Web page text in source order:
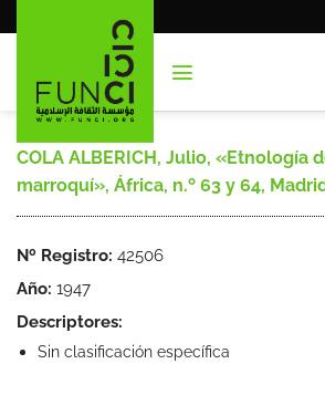
al
COLA ALBERICH, Julio, «Etnología
marroquí», África, n.º 63 y 64,
Nº Registro: 42506
Año: 1947
Descriptores:
Sin clasificación específica